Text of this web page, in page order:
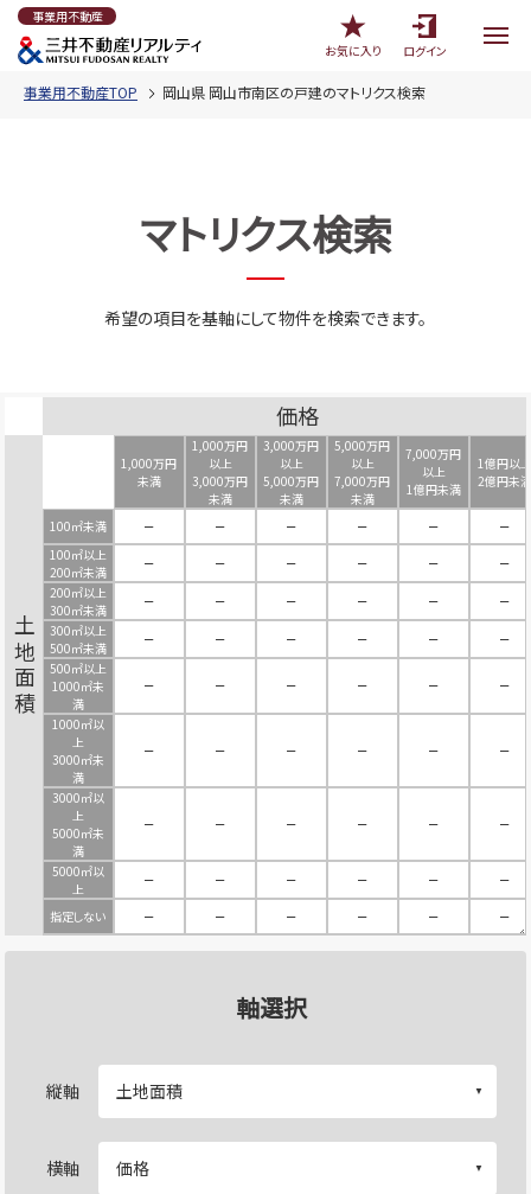
事業用不動産
お気に入り
ログイン
事業用不動産TOP 岡山県 岡山市南区の戸建のマトリクス検索
マトリクス検索
希望の項目を基軸にして物件を検索できます。
価格
土地面積
1,000万円
未満
1,000万円
以上
3,000万円
未満
3,000万円
以上
5,000万円
未満
5,000万円
以上
7,000万円
未満
7,000万円
以上
1億円未満
1億円以上
2億円未満
100㎡未満 － － － － －
－
100㎡以上
200㎡未満
－ － － － －
－
200㎡以上
300㎡未満
－ － － － －
－
300㎡以上
500㎡未満
－ － － － －
－
500㎡以上
1000㎡未
満
－ － － － － －
1000㎡以
上
3000㎡未
満
－ － － － － －
3000㎡以
上
5000㎡未
満
－ － － － － －
5000㎡以
上
－ － － － － －
指定しない － － － － － －
軸選択
縦軸
横軸